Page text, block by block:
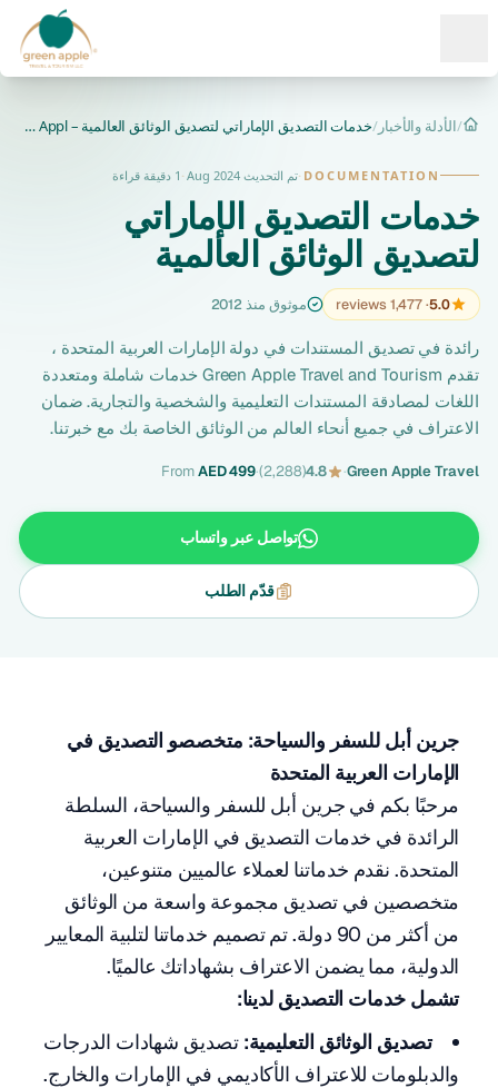
الرئيسية
/الأدلة والأخبار/ خدمات التصديق الإماراتي لتصديق الوثائق العالمية – Green Appl...
DOCUMENTATION
·تم التحديث Aug 2024 · 1 دقيقة قراءة
خدمات التصديق الإماراتي
لتصديق الوثائق العالمية
5.0
· 1,477 reviews موثوق منذ 2012
رائدة في تصديق المستندات في دولة الإمارات العربية المتحدة ،
تقدم Green Apple Travel and Tourism خدمات شاملة ومتعددة
اللغات لمصادقة المستندات التعليمية والشخصية والتجارية. ضمان
الاعتراف في جميع أنحاء العالم من الوثائق الخاصة بك مع خبرتنا.
Green Apple Travel
·
4.8
(2,288)
·
FromAED 499
تواصل عبر واتساب
قدّم الطلب
جرين أبل للسفر والسياحة: متخصصو التصديق في
الإمارات العربية المتحدة
مرحبًا بكم في جرين أبل للسفر والسياحة، السلطة
الرائدة في خدمات التصديق في الإمارات العربية
المتحدة. نقدم خدماتنا لعملاء عالميين متنوعين،
متخصصين في تصديق مجموعة واسعة من الوثائق
من أكثر من 90 دولة. تم تصميم خدماتنا لتلبية المعايير
الدولية، مما يضمن الاعتراف بشهاداتك عالميًا.
تشمل خدمات التصديق لدينا:
تصديق الوثائق التعليمية: تصديق شهادات الدرجات
والدبلومات للاعتراف الأكاديمي في الإمارات والخارج.